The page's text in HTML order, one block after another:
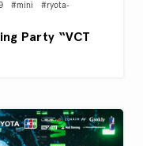
#mini
#ryota-
Party “VCT